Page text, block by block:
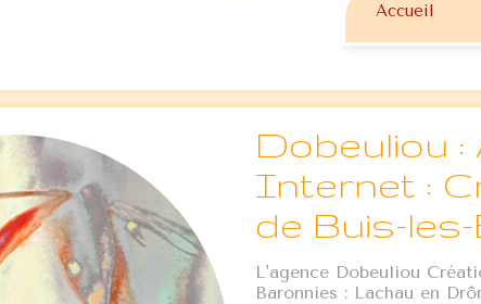
Accueil
Dobeuliou
Internet :
de Buis-
L'agence Dobeuliou
Baronnies : Lachau en